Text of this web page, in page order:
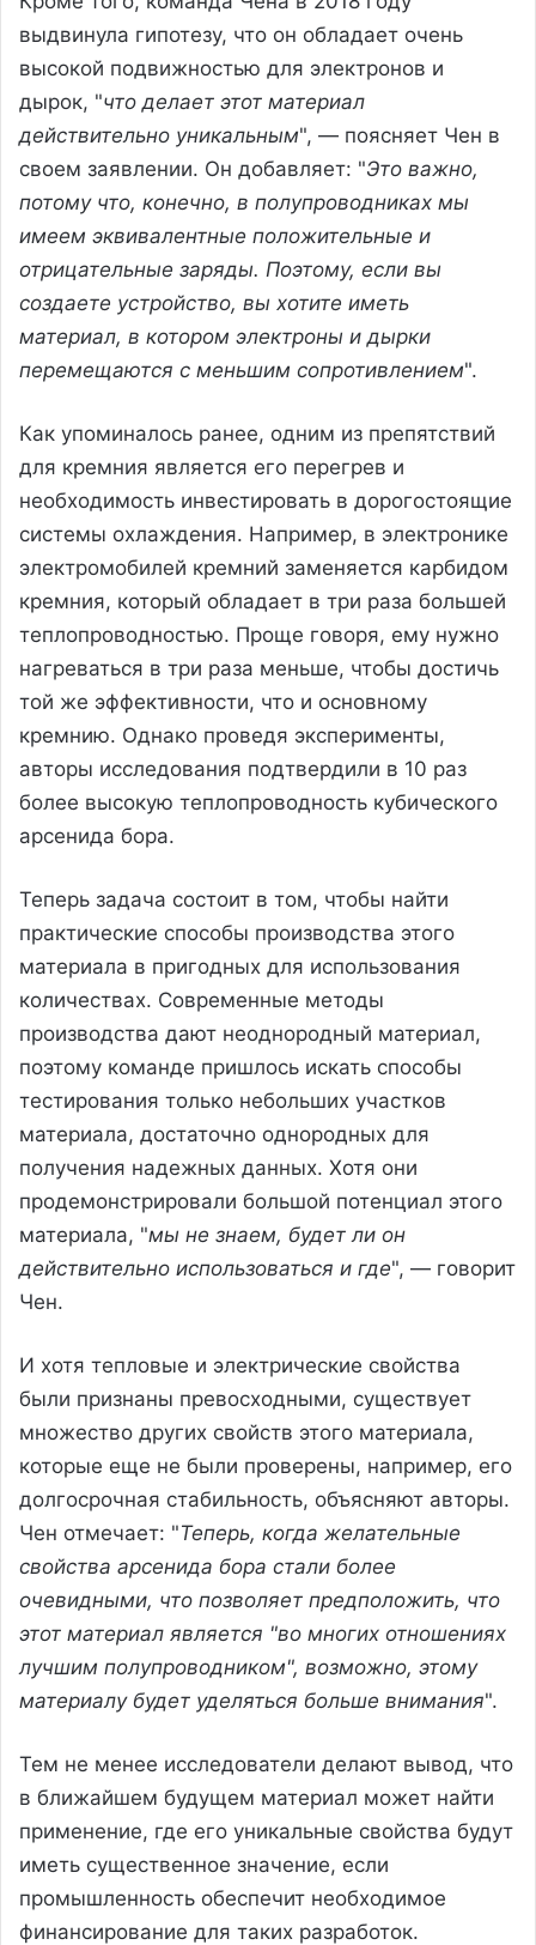
выдвинула гипотезу, что он обладает очень
высокой подвижностью для электронов и
дырок, "что делает этот материал
действительно уникальным", — поясняет Чен в
своем заявлении. Он добавляет: "Это важно,
потому что, конечно, в полупроводниках мы
имеем эквивалентные положительные и
отрицательные заряды. Поэтому, если вы
создаете устройство, вы хотите иметь
материал, в котором электроны и дырки
перемещаются с меньшим сопротивлением".
Как упоминалось ранее, одним из препятствий
для кремния является его перегрев и
необходимость инвестировать в дорогостоящие
системы охлаждения. Например, в электронике
электромобилей кремний заменяется карбидом
кремния, который обладает в три раза большей
теплопроводностью. Проще говоря, ему нужно
нагреваться в три раза меньше, чтобы достичь
той же эффективности, что и основному
кремнию. Однако проведя эксперименты,
авторы исследования подтвердили в 10 раз
более высокую теплопроводность кубического
арсенида бора.
Теперь задача состоит в том, чтобы найти
практические способы производства этого
материала в пригодных для использования
количествах. Современные методы
производства дают неоднородный материал,
поэтому команде пришлось искать способы
тестирования только небольших участков
материала, достаточно однородных для
получения надежных данных. Хотя они
продемонстрировали большой потенциал этого
материала, "мы не знаем, будет ли он
действительно использоваться и где", — говорит
Чен.
И хотя тепловые и электрические свойства
были признаны превосходными, существует
множество других свойств этого материала,
которые еще не были проверены, например, его
долгосрочная стабильность, объясняют авторы.
Чен отмечает: "Теперь, когда желательные
свойства арсенида бора стали более
очевидными, что позволяет предположить, что
этот материал является "во многих отношениях
лучшим полупроводником", возможно, этому
материалу будет уделяться больше внимания".
Тем не менее исследователи делают вывод, что
в ближайшем будущем материал может найти
применение, где его уникальные свойства будут
иметь существенное значение, если
промышленность обеспечит необходимое
финансирование для таких разработок.